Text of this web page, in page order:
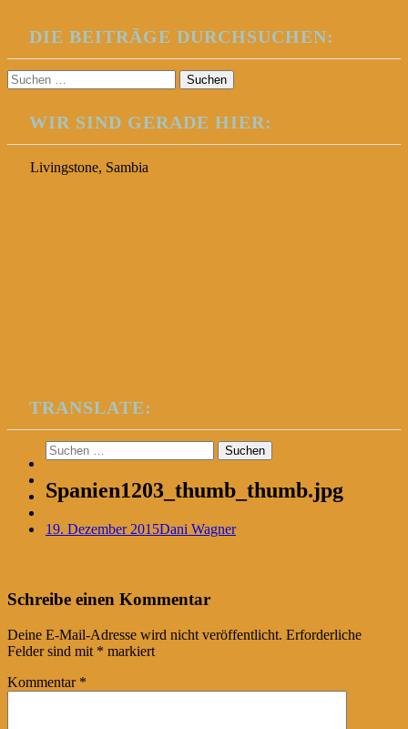
DIE BEITRÄGE DURCHSUCHEN:
Suchen
nach:
WIR SIND GERADE HIER:
Livingstone, Sambia
TRANSLATE:
Suchen
nach:
Spanien1203_thumb_thumb.jpg
19. Dezember 2015Dani Wagner
Post
navigation
←
Schreibe einen Kommentar
Deine E-Mail-Adresse wird nicht veröffentlicht. Erforderliche
Felder sind mit * markiert
Kommentar *